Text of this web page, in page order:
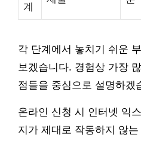
계
각 단계에서 놓치기 쉬운
보겠습니다. 경험상 가장
점들을 중심으로 설명하겠
온라인 신청 시 인터넷 익
지가 제대로 작동하지 않